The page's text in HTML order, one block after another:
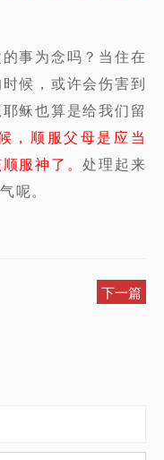
事为念吗？当住在
候，或许会伤害到
稣也算是给我们留
，顺服父母是应当
服神了。处理起来
呢。
下一篇